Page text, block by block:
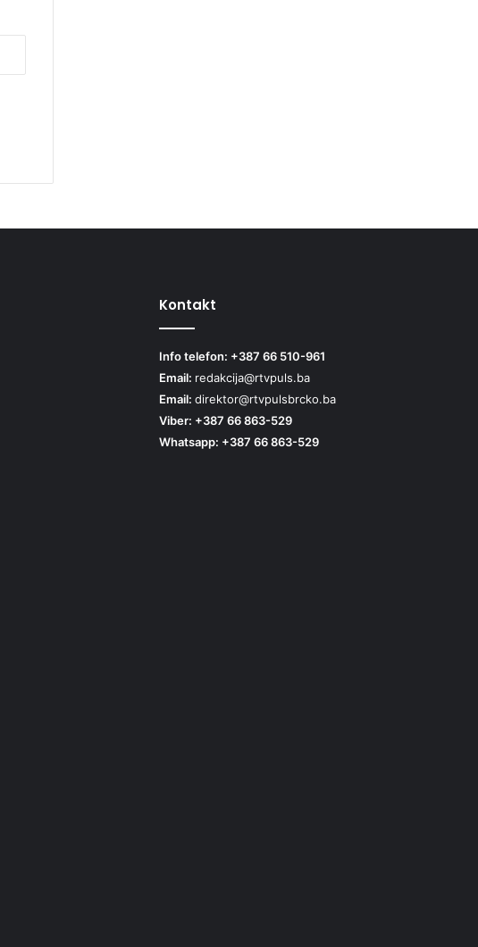
Kontakt
Info telefon: +387 66 510-961
Email: redakcija@rtvpuls.ba
Email: direktor@rtvpulsbrcko.ba
Viber: +387 66 863-529
Whatsapp: +387 66 863-529